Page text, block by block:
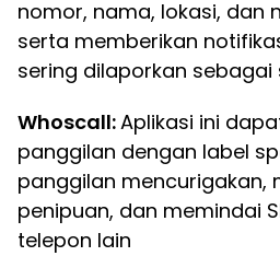
nomor, nama, lokasi, dan
serta memberikan
sering dilaporkan sebagai
Whoscall:Aplikasi ini
panggilan dengan label
panggilan mencurigakan,
penipuan, dan memindai
telepon lain